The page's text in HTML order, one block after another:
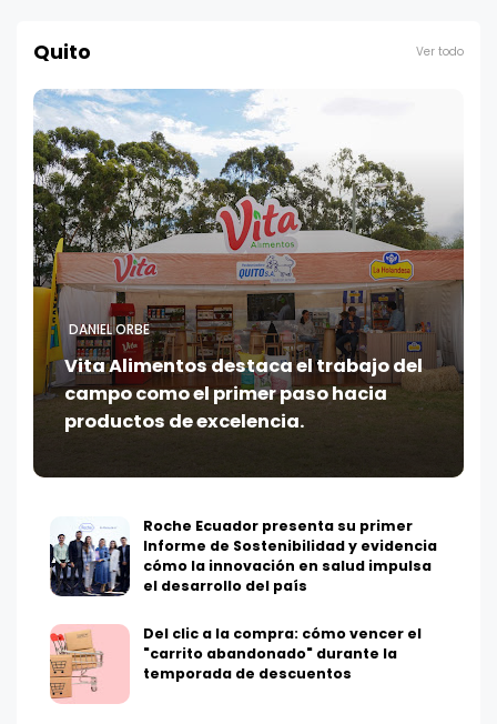
Quito Ver todo
DANIEL ORBE
Vita Alimentos destaca el trabajo del
campo como el primer paso hacia
productos de excelencia.
Roche Ecuador presenta su primer
Informe de Sostenibilidad y evidencia
cómo la innovación en salud impulsa
el desarrollo del país
Del clic a la compra: cómo vencer el
"carrito abandonado" durante la
temporada de descuentos